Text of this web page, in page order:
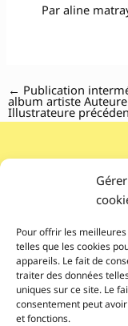
Pour offrir les
telles que les cookies
appareils. Le fait de
traiter des données
uniques sur ce site. Le
consentement peut
et fonctions.
Par aline
← Publication
album artiste Auteure
Illustrateure